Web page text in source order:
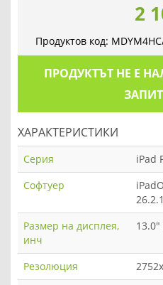
2
Продуктов код:
ПРОДУКТЪТ НЕ Е
ХАРАКТЕРИСТИКИ
Серия
iPad
Софтуер
26.2.1
Размер на дисплея,
инч
13.0"
Резолюция